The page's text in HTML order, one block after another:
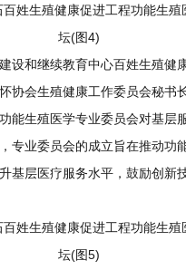
设和继续教育中心百姓生殖健
协会生殖健康工作委员会秘书
能生殖医学专业委员会对基层
专业委员会的成立旨在推动功
基层医疗服务水平，鼓励创新